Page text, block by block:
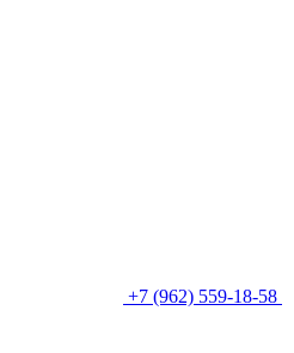
+7 (962) 559-18-58